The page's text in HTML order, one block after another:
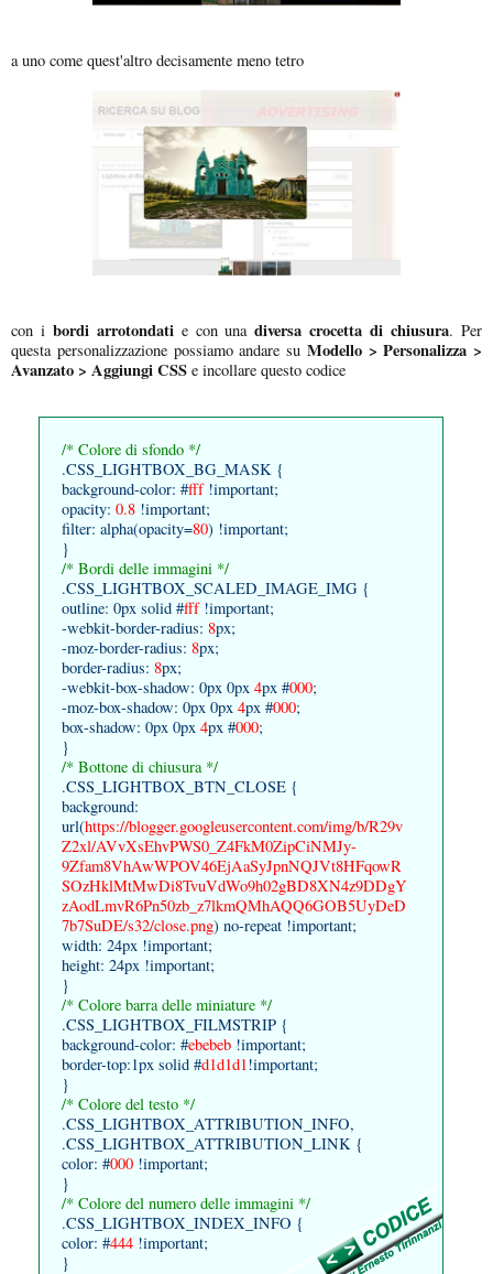
a uno come quest'altro decisamente meno tetro
con i bordi arrotondatie con unadiversa crocetta di chiusura. Per
questa personalizzazione possiamo andare su Modello > Personalizza >
Avanzato > Aggiungi CSS e incollare questo codice
/* Colore di sfondo */
.CSS_LIGHTBOX_BG_MASK {
background-color: #fff!important;
opacity: 0.8 !important;
filter: alpha(opacity=80) !important;
}
/* Bordi delle immagini */
.CSS_LIGHTBOX_SCALED_IMAGE_IMG {
outline: 0px solid #fff!important;
-webkit-border-radius: 8px;
-moz-border-radius: 8px;
border-radius: 8px;
-webkit-box-shadow: 0px 0px 4px #000;
-moz-box-shadow: 0px 0px 4px #000;
box-shadow: 0px 0px 4px #000;
}
/* Bottone di chiusura */
.CSS_LIGHTBOX_BTN_CLOSE {
background:
url(https://blogger.googleusercontent.com/img/b/R29v
Z2xl/AVvXsEhvPWS0_Z4FkM0ZipCiNMJy-
9Zfam8VhAwWPOV46EjAaSyJpnNQJVt8HFqowR
SOzHklMtMwDi8TvuVdWo9h02gBD8XN4z9DDgY
zAodLmvR6Pn50zb_z7lkmQMhAQQ6GOB5UyDeD
7b7SuDE/s32/close.png) no-repeat !important;
width: 24px !important;
height: 24px !important;
}
/* Colore barra delle miniature */
.CSS_LIGHTBOX_FILMSTRIP {
background-color: #ebebeb !important;
border-top:1px solid #d1d1d1!important;
}
/* Colore del testo */
.CSS_LIGHTBOX_ATTRIBUTION_INFO,
.CSS_LIGHTBOX_ATTRIBUTION_LINK {
color: #000 !important;
}
/* Colore del numero delle immagini */
.CSS_LIGHTBOX_INDEX_INFO {
color: #444 !important;
}